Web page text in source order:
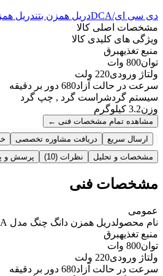
دی سی ای/DCA دریل همزن بتندریل
مشخصات اصلی کالا
ویژگی های کلیدی کالا
منبع تغذیهبرق
توان800 وات
ولتاژ ورودی220 ولت
سرعت در حالت آزاد680 دور بر دقیقه
سیستم گردشراست گرد , چپ گرد
وزن3.2 کیلوگرم
مشاهده تمام مشخصات فنی ←
ارسال سریع
دریافت مشاوره تخصصی
مشخصات و تحلیل
نظرات (10) پرسش و
مشخصات فنی
عمومی
نام محصولدریل همزن دانگ چنگ مدل DJZ16A
منبع تغذیهبرق
توان800 وات
ولتاژ ورودی220 ولت
سرعت در حالت آزاد680 دور بر دقیقه